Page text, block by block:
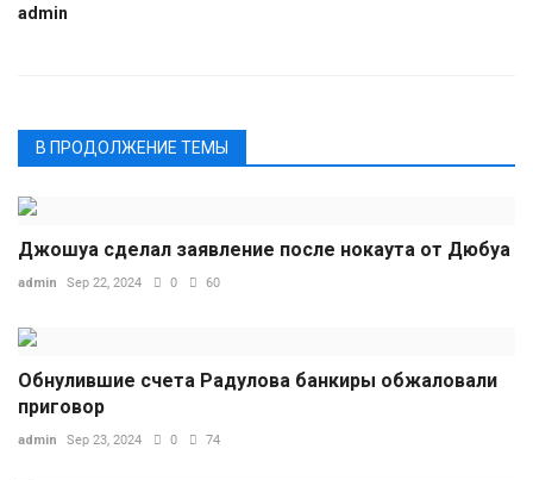
admin
В ПРОДОЛЖЕНИЕ ТЕМЫ
Джошуа сделал заявление после нокаута от Дюбуа
admin Sep 22, 2024 0 60
Обнулившие счета Радулова банкиры обжаловали
приговор
admin Sep 23, 2024 0 74